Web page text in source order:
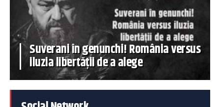
Suverani în genunchi! România versus
iluzia libertății de a alege